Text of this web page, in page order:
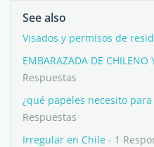
See also
Visados y permisos de
EMBARAZADA DE CHILENO
Respuestas
¿qué papeles necesito
Respuestas
Irregular en Chile - 1